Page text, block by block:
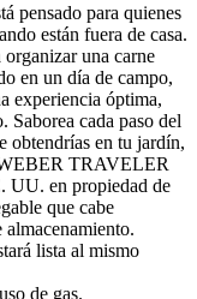
pensado para quienes
están fuera de casa.
organizar una carne
en un día de campo,
experiencia óptima,
Saborea cada paso del
obtendrías en tu jardín,
TRAVELER
UU. en propiedad de
que cabe
almacenamiento.
lista al mismo
de gas.